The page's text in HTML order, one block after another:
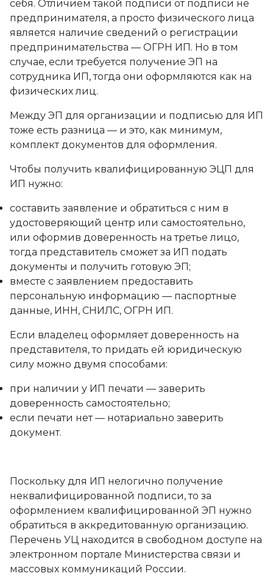
себя. Отличием такой подписи от подписи не
предпринимателя, а просто физического лица
является наличие сведений о регистрации
предпринимательства — ОГРН ИП. Но в том
случае, если требуется получение ЭП на
сотрудника ИП, тогда они оформляются как на
физических лиц.
Между ЭП для организации и подписью для ИП
тоже есть разница — и это, как минимум,
комплект документов для оформления.
Чтобы получить квалифицированную ЭЦП для
ИП нужно:
составить заявление и обратиться с ним в
удостоверяющий центр или самостоятельно,
или оформив доверенность на третье лицо,
тогда представитель сможет за ИП подать
документы и получить готовую ЭП;
вместе с заявлением предоставить
персональную информацию — паспортные
данные, ИНН, СНИЛС, ОГРН ИП.
Если владелец оформляет доверенность на
представителя, то придать ей юридическую
силу можно двумя способами:
при наличии у ИП печати — заверить
доверенность самостоятельно;
если печати нет — нотариально заверить
документ.
Поскольку для ИП нелогично получение
неквалифицированной подписи, то за
оформлением квалифицированной ЭП нужно
обратиться в аккредитованную организацию.
Перечень УЦ находится в свободном доступе на
электронном портале Министерства связи и
массовых коммуникаций России.